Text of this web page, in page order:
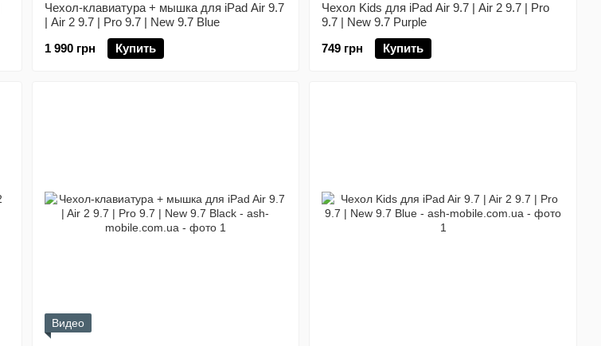
Чехол-клавиатура + мышка для iPad Air 9.7
| Air 2 9.7 | Pro 9.7 | New 9.7 Blue
1 990 грн
Купить
Чехол Kids для iPad Air 9.7 | Air 2 9.7 | Pro
9.7 | New 9.7 Purple
749 грн
Купить
Видео